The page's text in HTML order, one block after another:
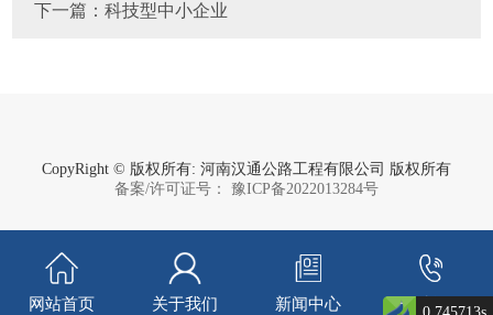
下一篇：科技型中小企业
CopyRight © 版权所有: 河南汉通公路工程有限公司 版权所有
备案/许可证号： 豫ICP备2022013284号
网站首页 关于我们 新闻中心 一键拨号